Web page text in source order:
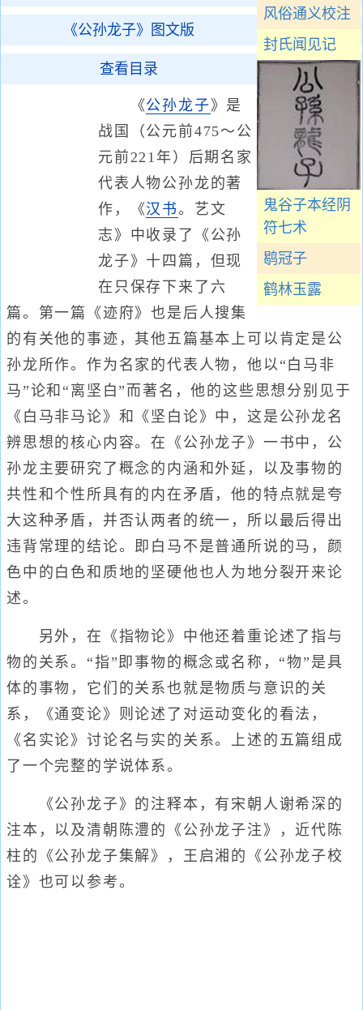
风俗通义校注
封氏闻见记
鬼谷子本经阴
符七术
鹖冠子
鹤林玉露
《公孙龙子》图文版
查看目录
《公孙龙子》是
战国（公元前475～公
元前221年）后期名家
代表人物公孙龙的著
作，《汉书。艺文
志》中收录了《公孙
龙子》十四篇，但现
在只保存下来了六
篇。第一篇《迹府》也是后人搜集
的有关他的事迹，其他五篇基本上可以肯定是公
孙龙所作。作为名家的代表人物，他以“白马非
马”论和“离坚白”而著名，他的这些思想分别见于
《白马非马论》和《坚白论》中，这是公孙龙名
辨思想的核心内容。在《公孙龙子》一书中，公
孙龙主要研究了概念的内涵和外延，以及事物的
共性和个性所具有的内在矛盾，他的特点就是夸
大这种矛盾，并否认两者的统一，所以最后得出
违背常理的结论。即白马不是普通所说的马，颜
色中的白色和质地的坚硬他也人为地分裂开来论
述。
另外，在《指物论》中他还着重论述了指与
物的关系。“指”即事物的概念或名称，“物”是具
体的事物，它们的关系也就是物质与意识的关
系，《通变论》则论述了对运动变化的看法，
《名实论》讨论名与实的关系。上述的五篇组成
了一个完整的学说体系。
《公孙龙子》的注释本，有宋朝人谢希深的
注本，以及清朝陈澧的《公孙龙子注》，近代陈
柱的《公孙龙子集解》，王启湘的《公孙龙子校
诠》也可以参考。